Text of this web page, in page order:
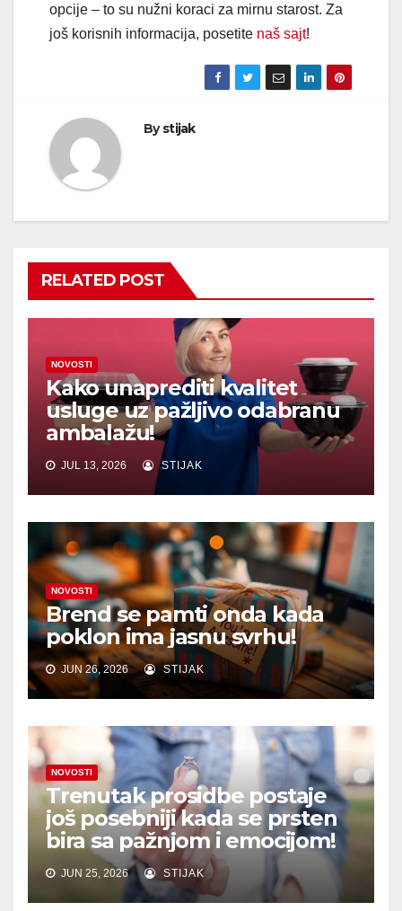
opcije – to su nužni koraci za mirnu starost. Za
još korisnih informacija, posetite naš sajt!
Bystijak
RELATED POST
NOVOSTI
Kako unaprediti kvalitet
usluge uz pažljivo odabranu
ambalažu!
JUL 13, 2026 STIJAK
NOVOSTI
Brend se pamti onda kada
poklon ima jasnu svrhu!
JUN 26, 2026 STIJAK
NOVOSTI
Trenutak prosidbe postaje
još posebniji kada se prsten
bira sa pažnjom i emocijom!
JUN 25, 2026 STIJAK